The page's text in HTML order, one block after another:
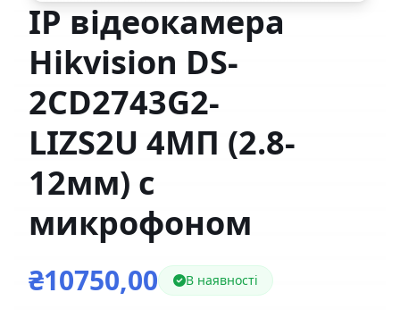
IP відеокамера
Hikvision DS-
2CD2743G2-
LIZS2U 4МП (2.8-
12мм) с
микрофоном
₴10750,00 В наявності